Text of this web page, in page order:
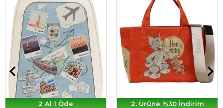
2 Al 1 Öde
2. Ürüne %30 İndirim